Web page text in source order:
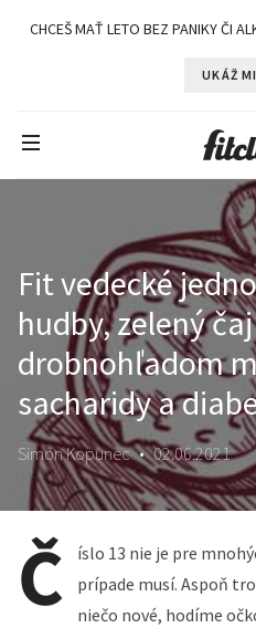
CHCEŠ MAŤ LETO BEZ PANIKY ČI
UKÁŽ
Fit vedecké
hudby, zelený
drobnohľadom
sacharidy a
Simon Kopunec • 02.06.2021
Č
íslo 13 nie je pre
prípade musí. Aspoň
niečo nové, hodíme